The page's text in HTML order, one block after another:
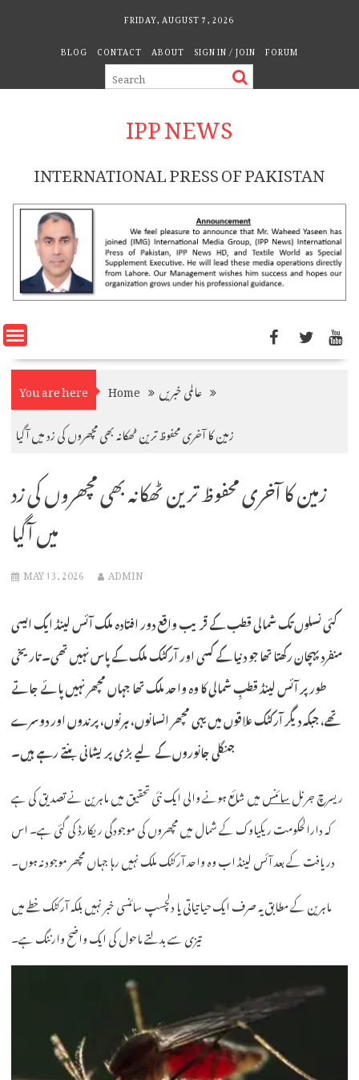
FRIDAY, AUGUST 7, 2026
BLOG CONTACT ABOUT SIGN IN / JOIN FORUM
IPP NEWS
INTERNATIONAL PRESS OF PAKISTAN
You are here Home
عالمی خبریں
زمین کا آخری محفوظ ترین ٹھکانہ بھی مچھروں کی زد میں آگیا
زمین کا آخری محفوظ ترین ٹھکانہ بھی مچھروں کی زد
میں آگیا
MAY 13, 2026 ADMIN
کئی نسلوں تک شمالی قطب کے قریب واقع دور افتادہ ملک آئس لینڈ ایک ایسی
منفرد پہچان رکھتا تھا جو دنیا کے کسی اور آرکٹک ملک کے پاس نہیں تھی۔ تاریخی
طور پر آئس لینڈ قطبِ شمالی کا وہ واحد ملک تھا جہاں مچھر نہیں پائے جاتے
تھے، جبکہ دیگر آرکٹک علاقوں میں یہی مچھر انسانوں، ہرنوں، پرندوں اور دوسرے
جنگلی جانوروں کے لیے بڑی پریشانی بنتے رہے ہیں۔
ریسرچ جرنلسائنسمیں شائع ہونے والی ایک نئی تحقیق میں ماہرین نے تصدیق کی ہے
کہ دارالحکومت ریکیاوک کے شمال میں مچھروں کی موجودگی ریکارڈ کی گئی ہے۔ اس
دریافت کے بعد آئس لینڈ اب وہ واحد آرکٹک ملک نہیں رہا جہاں مچھر موجود نہ ہوں۔
ماہرین کے مطابق یہ صرف ایک حیاتیاتی یا دلچسپ سائنسی خبر نہیں بلکہ آرکٹک خطے میں
تیزی سے بدلتے ماحول کی ایک واضح وارننگ ہے۔